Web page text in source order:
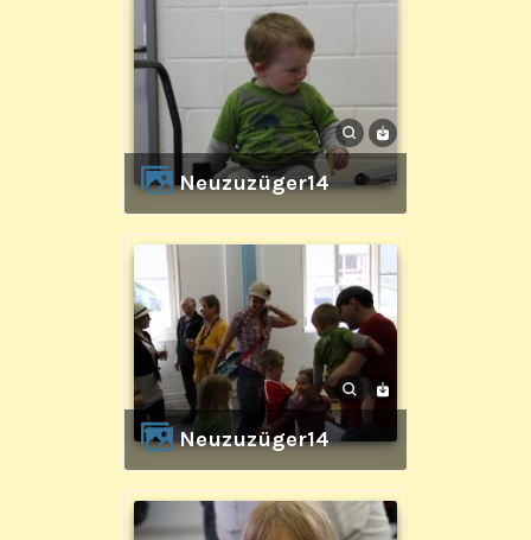
Neuzuzüger14
Neuzuzüger14